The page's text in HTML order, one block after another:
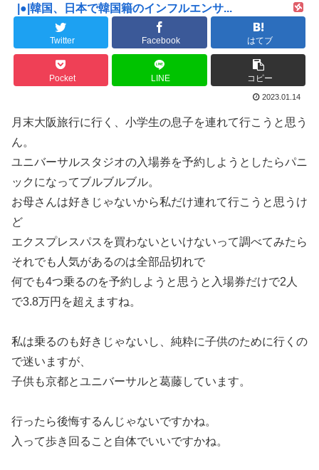
|●|韓国、日本で韓国籍のインフルエンサ...
Twitter Facebook はてブ
Pocket LINE コピー
2023.01.14
月末大阪旅行に行く、小学生の息子を連れて行こうと思う
ん。
ユニバーサルスタジオの入場券を予約しようとしたらパニ
ックになってブルブルブル。
お母さんは好きじゃないから私だけ連れて行こうと思うけ
ど
エクスプレスパスを買わないといけないって調べてみたら
それでも人気があるのは全部品切れで
何でも4つ乗るのを予約しようと思うと入場券だけで2人
で3.8万円を超えますね。
私は乗るのも好きじゃないし、純粋に子供のために行くの
で迷いますが、
子供も京都とユニバーサルと葛藤しています。
行ったら後悔するんじゃないですかね。
入って歩き回ること自体でいいですかね。